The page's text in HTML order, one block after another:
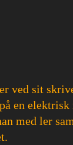
ved sit
en
med ler